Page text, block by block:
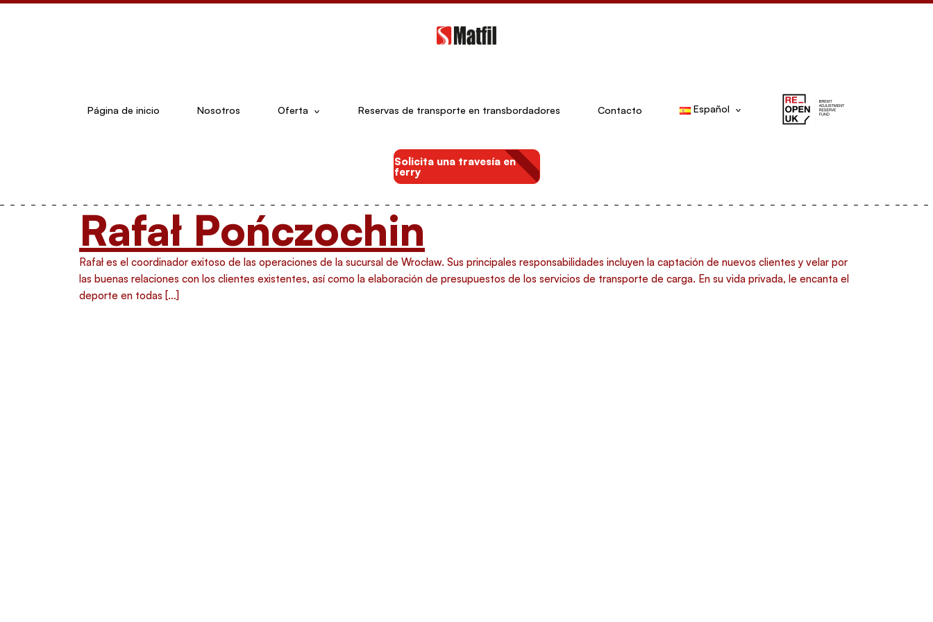
Página de inicio Nosotros Oferta Reservas de transporte en transbordadores Contacto Español
Solicita una travesía en
ferry
Rafał Pończochin
Rafał es el coordinador exitoso de las operaciones de la sucursal de Wrocław. Sus principales responsabilidades incluyen la captación de nuevos clientes y velar por
las buenas relaciones con los clientes existentes, así como la elaboración de presupuestos de los servicios de transporte de carga. En su vida privada, le encanta el
deporte en todas […]